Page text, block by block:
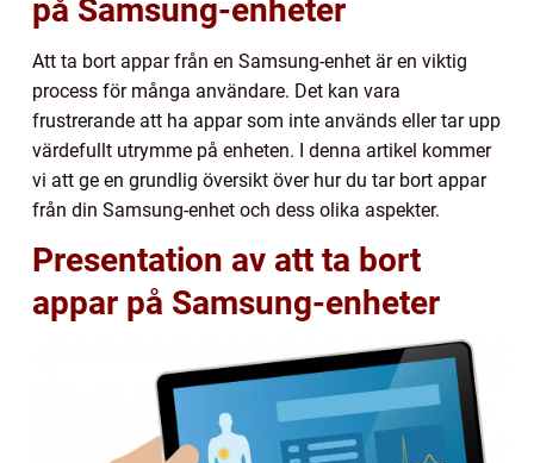
på Samsung-enheter
Att ta bort appar från en Samsung-enhet är en viktig
process för många användare. Det kan vara
frustrerande att ha appar som inte används eller tar upp
värdefullt utrymme på enheten. I denna artikel kommer
vi att ge en grundlig översikt över hur du tar bort appar
från din Samsung-enhet och dess olika aspekter.
Presentation av att ta bort
appar på Samsung-enheter